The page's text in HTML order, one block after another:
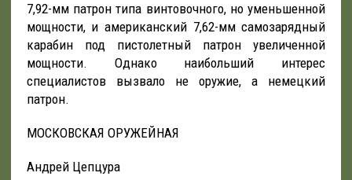
7,92-мм патрон типа винтовочного, но уменьшенной
мощности, и американский 7,62-мм самозарядный
карабин под пистолетный патрон увеличенной
мощности. Однако наибольший интерес
специалистов вызвало не оружие, а немецкий
патрон.
МОСКОВСКАЯ ОРУЖЕЙНАЯ
Андрей Цепцура